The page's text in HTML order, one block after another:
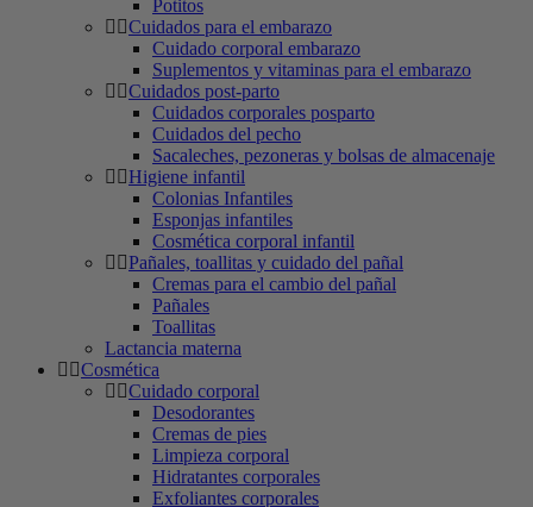
Potitos
Cuidados para el embarazo
Cuidado corporal embarazo
Suplementos y vitaminas para el embarazo
Cuidados post-parto
Cuidados corporales posparto
Cuidados del pecho
Sacaleches, pezoneras y bolsas de almacenaje
Higiene infantil
Colonias Infantiles
Esponjas infantiles
Cosmética corporal infantil
Pañales, toallitas y cuidado del pañal
Cremas para el cambio del pañal
Pañales
Toallitas
Lactancia materna
Cosmética
Cuidado corporal
Desodorantes
Cremas de pies
Limpieza corporal
Hidratantes corporales
Exfoliantes corporales